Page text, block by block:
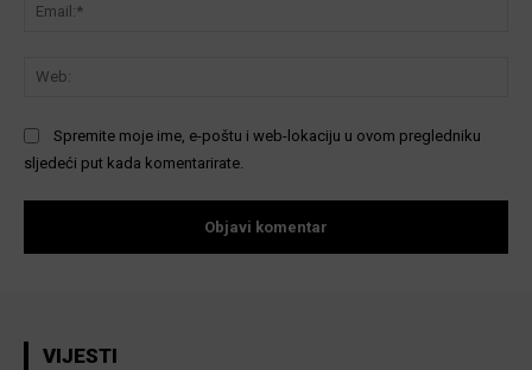
Spremite moje ime, e-poštu i web-lokaciju u ovom pregledniku
sljedeći put kada komentarirate.
VIJESTI